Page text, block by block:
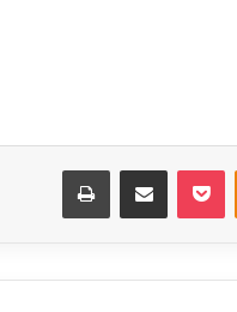
Odnoklassniki
‫Pocket مشاركة عبر البريد طباعة